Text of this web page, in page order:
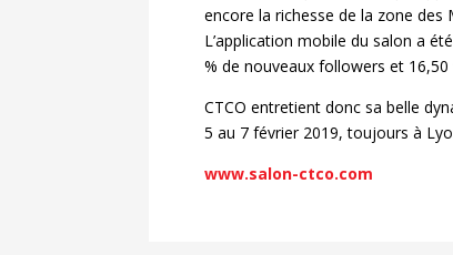
encore la richesse de la zone des
L’application mobile du salon a
% de nouveaux followers et
CTCO entretient donc sa belle
5 au 7 février 2019, toujours à
www.salon-ctco.com